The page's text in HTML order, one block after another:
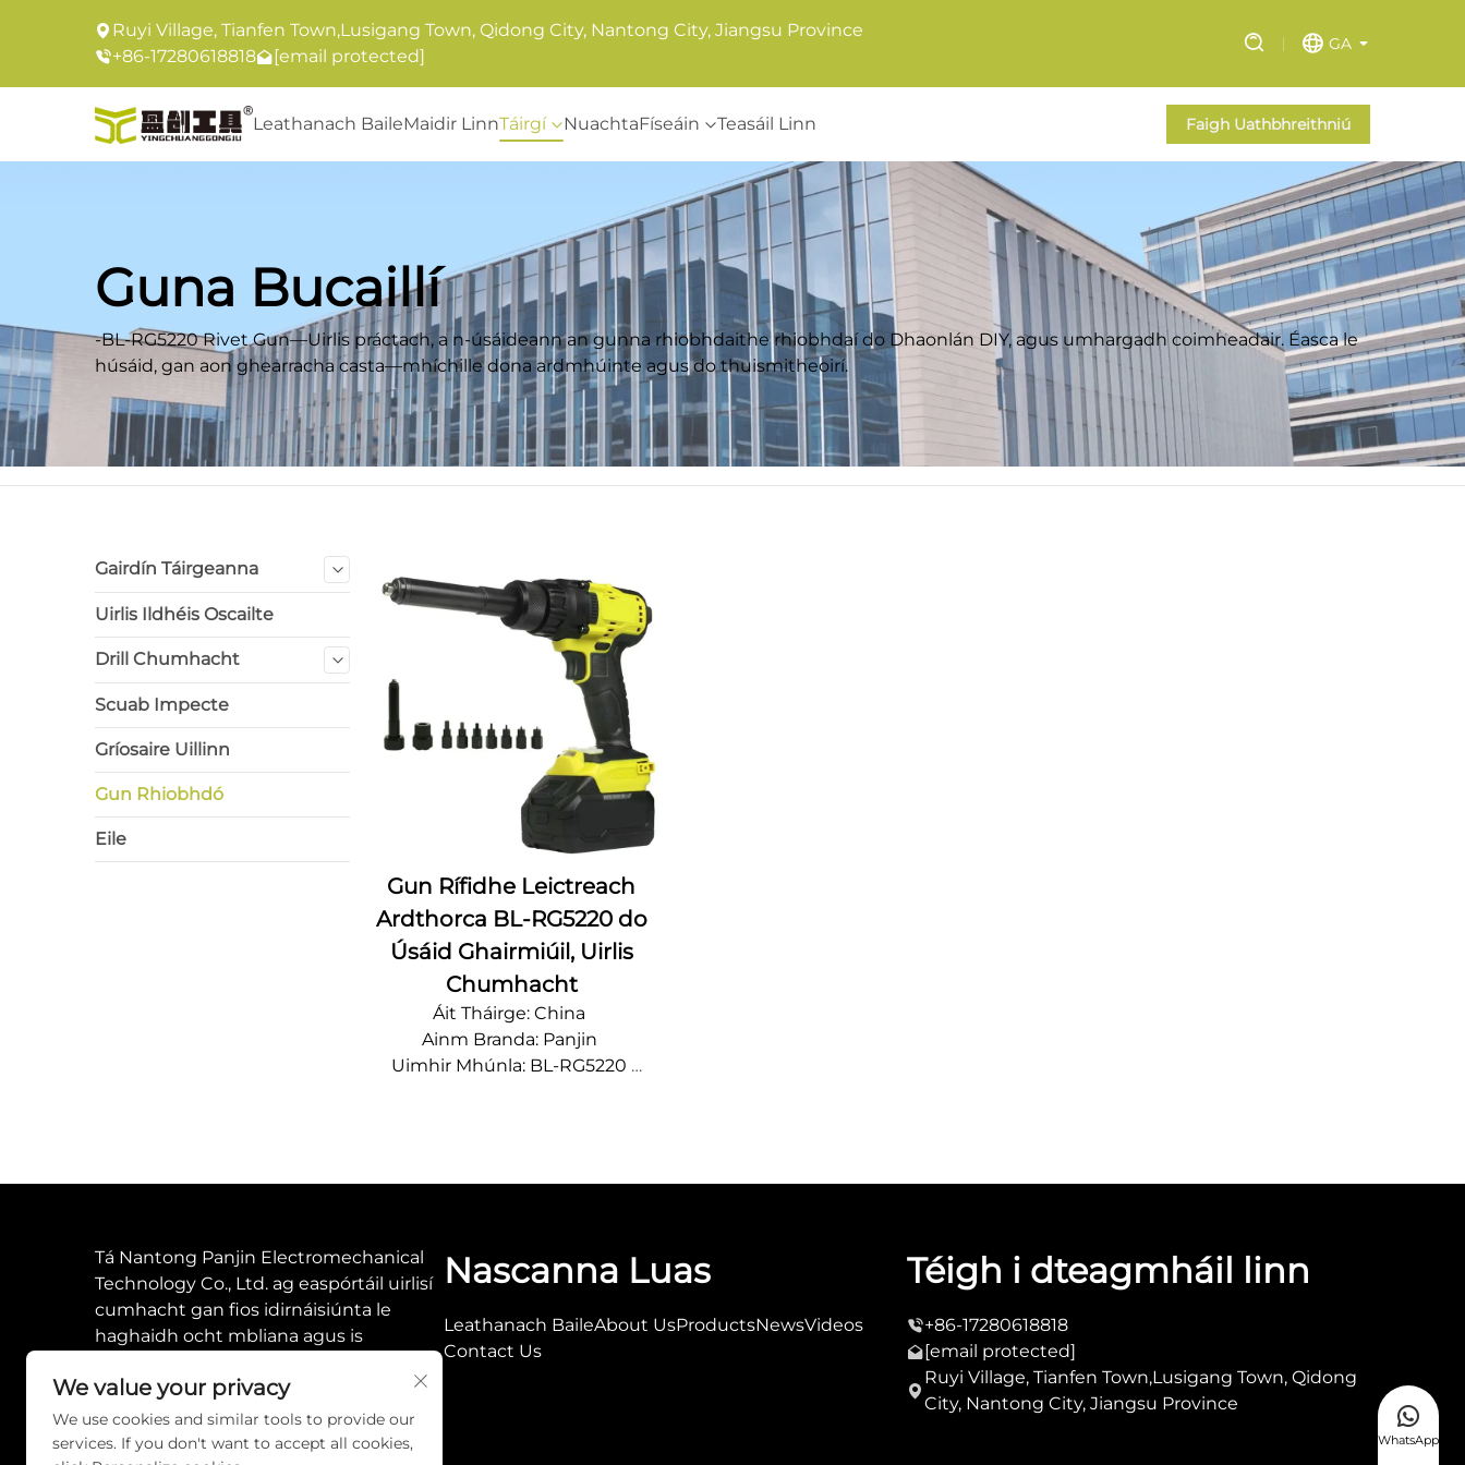
Ruyi Village, Tianfen Town,Lusigang Town, Qidong City, Nantong City, Jiangsu Province
+86-17280618818
[email protected]
GA
Leathanach BaileMaidir LinnTáirgí NuachtaFíseáin Teasáil Linn Faigh Uathbhreithniú
Guna Bucaillí
-BL-RG5220 Rivet Gun—Uirlis práctach, a n-úsáideann an gunna rhiobhdaithe rhiobhdaí do Dhaonlán DIY, agus umhargadh coimheadair. Éasca le
húsáid, gan aon ghearracha casta—mhíchille dona ardmhúinte agus do thuismitheoirí.
Leathanach Baile Táirgí Gun Rhiobhdó
Gairdín Táirgeanna
Uirlis Ildhéis Oscailte
Drill Chumhacht
Scuab Impecte
Gríosaire Uillinn
Gun Rhiobhdó
Eile
Gun Rífidhe Leictreach
Ardthorca BL-RG5220 do
Úsáid Ghairmiúil, Uirlis
Chumhacht
Áit Tháirge: China
Ainm Branda: Panjin
Uimhir Mhúnla: BL-RG5220
Tá Nantong Panjin Electromechanical
Technology Co., Ltd. ag easpórtáil uirlisí
cumhacht gan fios idirnáisiúnta le
haghaidh ocht mbliana agus is
cheannaitheoirí domhanda a bhfuil
uirlisí oiriúnacha uathu.
Nascanna Luas
Leathanach BaileAbout UsProductsNewsVideos
Contact Us
Téigh i dteagmháil linn
+86-17280618818
[email protected]
Ruyi Village, Tianfen Town,Lusigang Town, Qidong
City, Nantong City, Jiangsu Province
WhatsApp
We value your privacy
We use cookies and similar tools to provide our
services. If you don't want to accept all cookies,